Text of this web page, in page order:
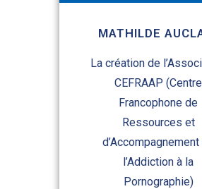
MATHILDE
La création de
CEFRAAP (Centre
Francophone de
Ressources et
d’Accompagnement
l’Addiction à la
Pornographie)